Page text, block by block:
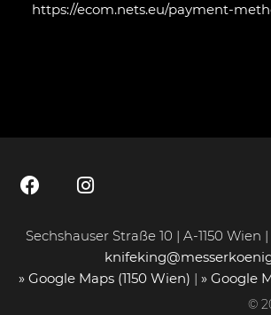
https://ecom.nets.eu/payment-
Sechshauser Straße 10 | A-1150 Wien |
» Google Maps (1150 Wien) | » Google
©